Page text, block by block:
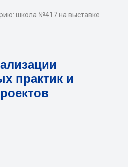
школа №417 на выставке
практик и